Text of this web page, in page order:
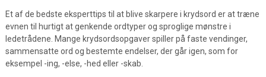
Et af de bedste eksperttips til at blive skarpere i krydsord er at træne
evnen til hurtigt at genkende ordtyper og sproglige mønstre i
ledetrådene. Mange krydsordsopgaver spiller på faste vendinger,
sammensatte ord og bestemte endelser, der går igen, som for
eksempel -ing, -else, -hed eller -skab.